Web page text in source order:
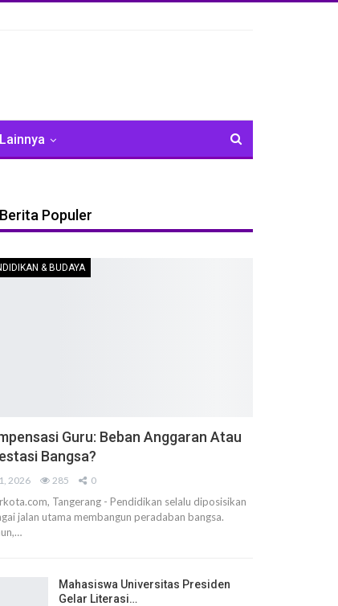
Lainnya
Berita Populer
& BUDAYA
Guru: Beban Anggaran Atau
Bangsa?
2026 285 0
Tangerang - Pendidikan selalu diposisikan
jalan utama membangun peradaban bangsa.
Mahasiswa Universitas Presiden
Gelar Literasi…